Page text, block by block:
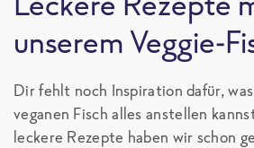
unserem Veggie-
Dir fehlt noch Inspiration dafür,
veganen Fisch alles anstellen
leckere Rezepte haben wir schon